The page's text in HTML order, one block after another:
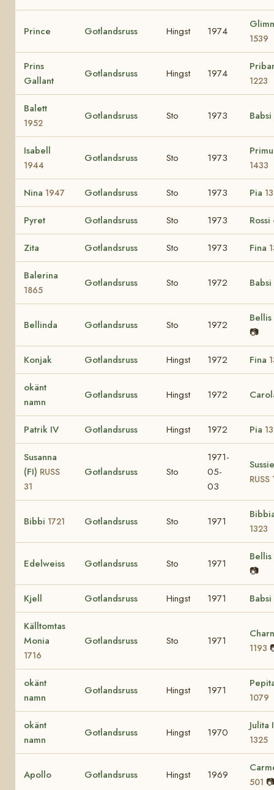
Prince Gotlandsruss Hingst 1974
1539
Prins
Gallant
Gotlandsruss Hingst 1974
1223
Balett
1952
Gotlandsruss Sto 1973 Babsi
Isabell
1944
Gotlandsruss Sto 1973
1433
Nina 1947 Gotlandsruss Sto 1973 Pia
Pyret Gotlandsruss Sto 1973 Rossi
Zita Gotlandsruss Sto 1973 Fina
Balerina
1865
Gotlandsruss Sto 1972 Babsi
Bellinda Gotlandsruss Sto 1972
Bellis
📷
Konjak Gotlandsruss Hingst 1972 Fina
okänt
namn
Gotlandsruss Hingst 1972
Patrik IV Gotlandsruss Hingst 1972 Pia
Susanna
(FI) RUSS
31
Gotlandsruss Sto
1971-
05-
03
Sussie
RUSS
Bibbi 1721 Gotlandsruss Sto 1971
1323
Edelweiss Gotlandsruss Sto 1971
Bellis
📷
Kjell Gotlandsruss Hingst 1971 Babsi
Källtomtas
Monia
1716
Gotlandsruss Sto 1971
1193
okänt
namn
Gotlandsruss Hingst 1971
1079
okänt
namn
Gotlandsruss Hingst 1970
Julita
1325
Apollo Gotlandsruss Hingst 1969
501